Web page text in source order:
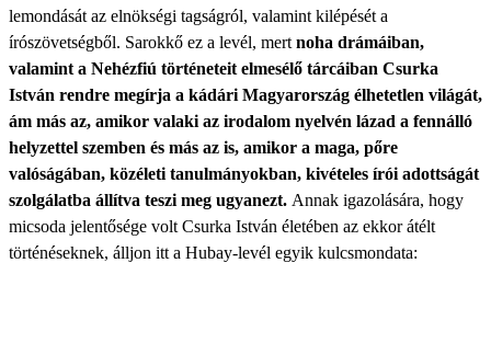
lemondását az elnökségi tagságról, valamint kilépését a
írószövetségből. Sarokkő ez a levél, mert noha drámáiban,
valamint a Nehézfiú történeteit elmesélő tárcáiban Csurka
István rendre megírja a kádári Magyarország élhetetlen világát,
ám más az, amikor valaki az irodalom nyelvén lázad a fennálló
helyzettel szemben és más az is, amikor a maga, pőre
valóságában, közéleti tanulmányokban, kivételes írói adottságát
szolgálatba állítva teszi meg ugyanezt. Annak igazolására, hogy
micsoda jelentősége volt Csurka István életében az ekkor átélt
történéseknek, álljon itt a Hubay-levél egyik kulcsmondata: